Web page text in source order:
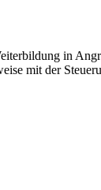
in
mit der